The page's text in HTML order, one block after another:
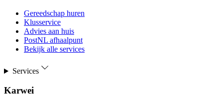
Gereedschap huren
Klusservice
Advies aan huis
PostNL afhaalpunt
Bekijk alle services
Services
Karwei